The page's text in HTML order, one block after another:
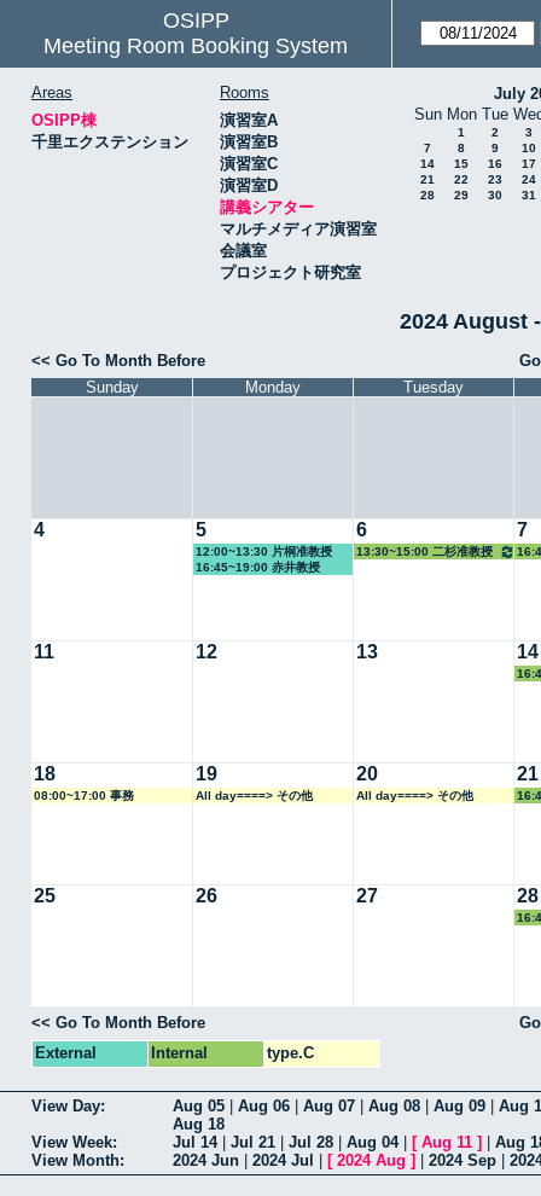
OSIPP
Meeting Room Booking System
Areas
OSIPP棟
千里エクステンション
Rooms
演習室A
演習室B
演習室C
演習室D
講義シアター
マルチメディア演習室
会議室
プロジェクト研究室
July
Sun Mon Tue
1 2
3
7
8 9
10
14
15 16
17
21
22 23
24
28
29 30 31
2024 August
<< Go To Month Before
Sunday
Monday Tuesday
4 5
12:00~13:30 片桐准教授
16:45~19:00 赤井教授
6
13:30~15:00 二杉准教授
7
11 12 13 14
18
08:00~17:00 事務
19
All day====> その他
20
All day====> その他
21
25 26 27 28
<< Go To Month Before
External
Internal type.C
View Day: Aug 05 Aug 06 Aug 07 Aug 08 Aug 09
Aug
Aug 18
View Week:
Jul 14| Jul 21 Jul 28 Aug 04| [ Aug 11 ]
Aug
View Month:
2024 Jun 2024 Jul [ 2024 Aug ] 2024 Sep